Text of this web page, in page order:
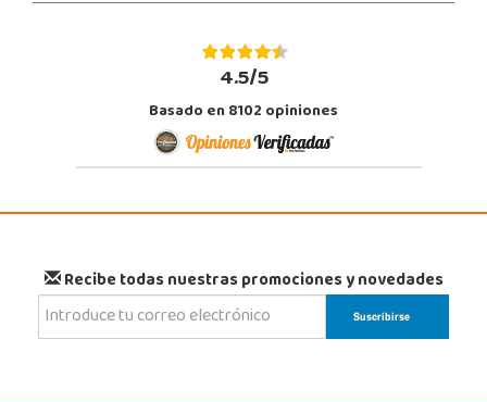
4.5/5
Basado en 8102 opiniones
Recibe todas nuestras promociones y novedades